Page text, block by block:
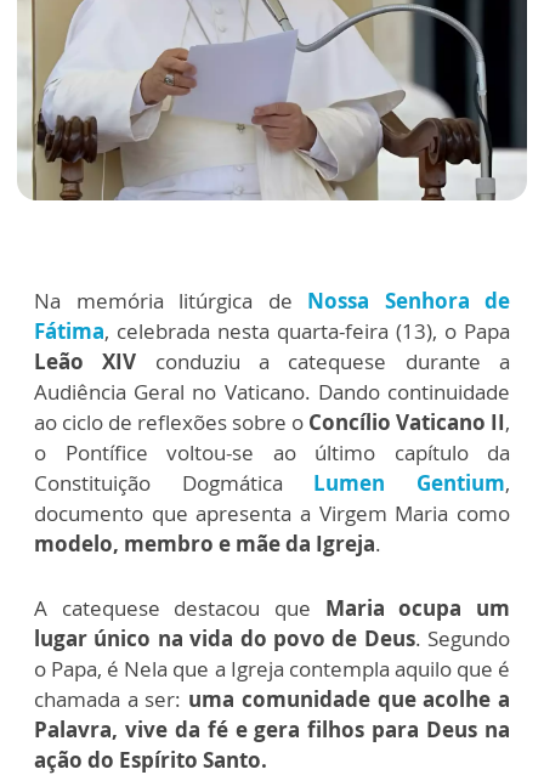
Na memória litúrgica de Nossa Senhora de
Fátima, celebrada nesta quarta-feira (13), o Papa
Leão XIV conduziu a catequese durante a
Audiência Geral no Vaticano. Dando continuidade
ao ciclo de reflexões sobre o Concílio Vaticano II,
o Pontífice voltou-se ao último capítulo da
Constituição Dogmática Lumen Gentium,
documento que apresenta a Virgem Maria como
modelo, membro e mãe da Igreja.
A catequese destacou que Maria ocupa um
lugar único na vida do povo de Deus. Segundo
o Papa, é Nela que a Igreja contempla aquilo que é
chamada a ser: uma comunidade que acolhe a
Palavra, vive da fé e gera filhos para Deus na
ação do Espírito Santo.